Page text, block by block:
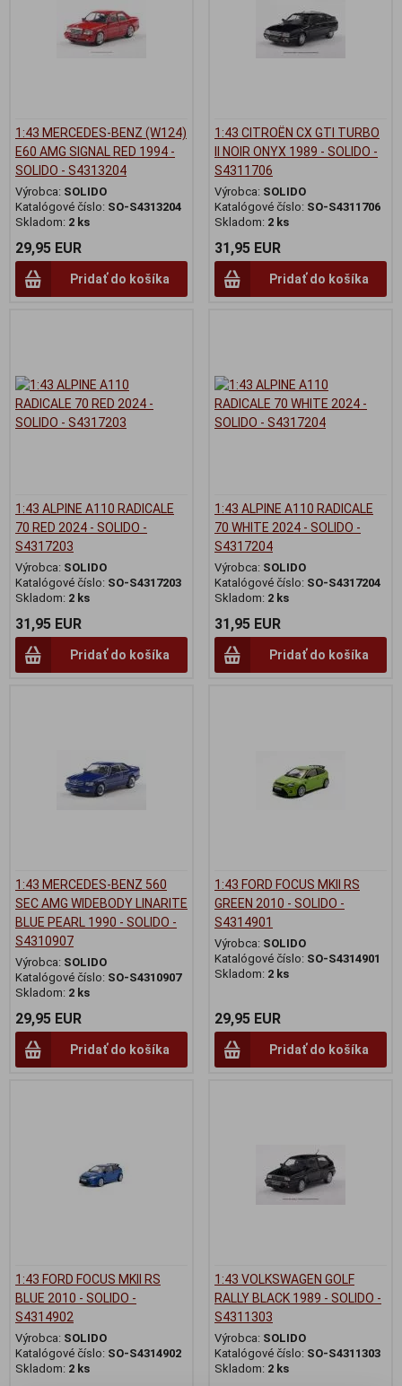
1:43 MERCEDES-BENZ (W124)
E60 AMG SIGNAL RED 1994 -
SOLIDO - S4313204
Výrobca: SOLIDO
Katalógové číslo: SO-S4313204
Skladom: 2 ks
29,95 EUR
Pridať do košíka
1:43 CITROËN CX GTI TURBO
II NOIR ONYX 1989 - SOLIDO -
S4311706
Výrobca: SOLIDO
Katalógové číslo: SO-S4311706
Skladom: 2 ks
31,95 EUR
Pridať do košíka
1:43 ALPINE A110 RADICALE
70 RED 2024 - SOLIDO -
S4317203
Výrobca: SOLIDO
Katalógové číslo: SO-S4317203
Skladom: 2 ks
31,95 EUR
Pridať do košíka
1:43 ALPINE A110 RADICALE
70 WHITE 2024 - SOLIDO -
S4317204
Výrobca: SOLIDO
Katalógové číslo: SO-S4317204
Skladom: 2 ks
31,95 EUR
Pridať do košíka
1:43 MERCEDES-BENZ 560
SEC AMG WIDEBODY LINARITE
BLUE PEARL 1990 - SOLIDO -
S4310907
Výrobca: SOLIDO
Katalógové číslo: SO-S4310907
Skladom: 2 ks
29,95 EUR
Pridať do košíka
1:43 FORD FOCUS MKII RS
GREEN 2010 - SOLIDO -
S4314901
Výrobca: SOLIDO
Katalógové číslo: SO-S4314901
Skladom: 2 ks
29,95 EUR
Pridať do košíka
1:43 FORD FOCUS MKII RS
BLUE 2010 - SOLIDO -
S4314902
Výrobca: SOLIDO
Katalógové číslo: SO-S4314902
Skladom: 2 ks
1:43 VOLKSWAGEN GOLF
RALLY BLACK 1989 - SOLIDO -
S4311303
Výrobca: SOLIDO
Katalógové číslo: SO-S4311303
Skladom: 2 ks